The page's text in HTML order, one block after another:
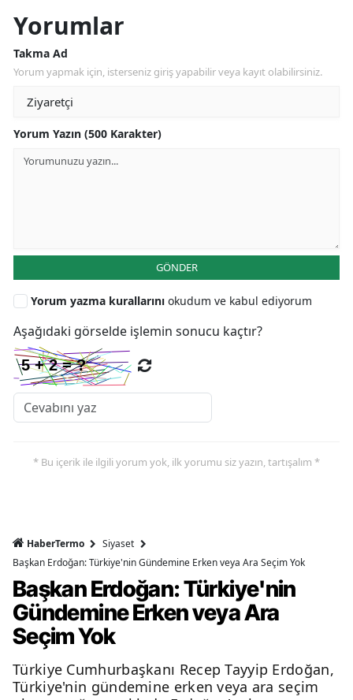
Yorumlar
Takma Ad
Yorum yapmak için, isterseniz giriş yapabilir veya kayıt olabilirsiniz.
Yorum Yazın (500 Karakter)
GÖNDER
Yorum yazma kurallarını okudum ve kabul ediyorum
Aşağıdaki görselde işlemin sonucu kaçtır?
* Bu içerik ile ilgili yorum yok, ilk yorumu siz yazın, tartışalım *
HaberTermo
Siyaset
Başkan Erdoğan: Türkiye'nin Gündemine Erken veya Ara Seçim Yok
Başkan Erdoğan: Türkiye'nin
Gündemine Erken veya Ara
Seçim Yok
Türkiye Cumhurbaşkanı Recep Tayyip Erdoğan,
Türkiye'nin gündemine erken veya ara seçim